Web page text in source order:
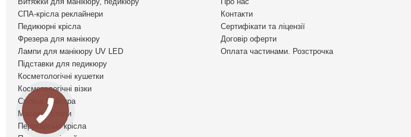
СПА-крісла реклайнери
Педикюрні крісла
Фрезера для манікюру
Лампи для манікюру UV LED
Підставки для педикюру
Косметологічні кушетки
Косметологічні візки
Стільці майстра
Масажні столи
Перукарські крісла
Контакти
Сертифікати та ліцензії
Договір оферти
Оплата частинами. Розстрочка